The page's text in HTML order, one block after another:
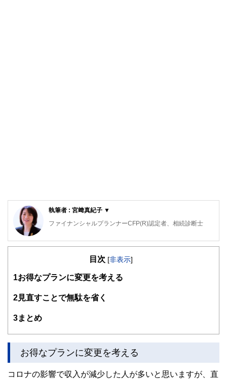
執筆者 : 宮﨑真紀子 ▼
ファイナンシャルプランナーCFP(R)認定者、相続診断士
大阪府出身。同志社大学経済学部卒業後、５年間繊維メーカ
その後、派遣社員として数社の金融機関を経てFPとして独
大きな心配事はもちろん、ちょっとした不安でも「お金」に
そんな時気軽に相談できる存在でありたい～というポリシー
目次 [非表示]
1お得なプランに変更を考える
2見直すことで無駄を省く
3まとめ
お得なプランに変更を考える
コロナの影響で収入が減少した人が多いと思いますが、直